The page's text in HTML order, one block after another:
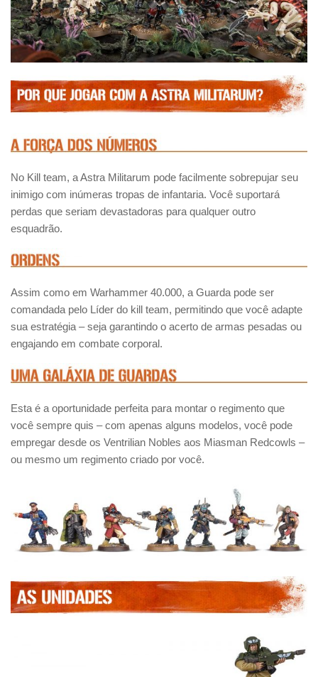
No Kill team, a Astra Militarum pode facilmente sobrepujar seu
inimigo com inúmeras tropas de infantaria. Você suportará
perdas que seriam devastadoras para qualquer outro
esquadrão.
Assim como em Warhammer 40.000, a Guarda pode ser
comandada pelo Líder do kill team, permitindo que você adapte
sua estratégia – seja garantindo o acerto de armas pesadas ou
engajando em combate corporal.
Esta é a oportunidade perfeita para montar o regimento que
você sempre quis – com apenas alguns modelos, você pode
empregar desde os Ventrilian Nobles aos Miasman Redcowls –
ou mesmo um regimento criado por você.